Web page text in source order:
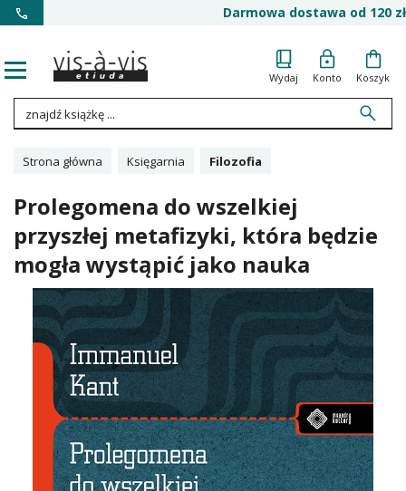
Darmowa dostawa od 120 zł
Wydaj Konto Koszyk
Strona główna Księgarnia Filozofia
Prolegomena do wszelkiej
przyszłej metafizyki, która będzie
mogła wystąpić jako nauka